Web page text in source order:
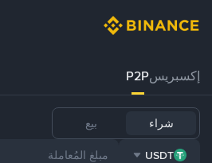
إكسبريسP2P
شراء بيع
USDT